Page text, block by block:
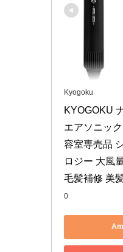
Kyogoku
KYOGOKU
エアソニッ
容室専売品
ロジー 大風
毛髪補修 美
0